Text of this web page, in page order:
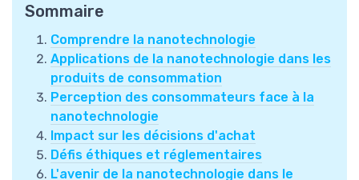
Sommaire
Comprendre la nanotechnologie
Applications de la nanotechnologie dans les
produits de consommation
Perception des consommateurs face à la
nanotechnologie
Impact sur les décisions d'achat
Défis éthiques et réglementaires
L'avenir de la nanotechnologie dans le